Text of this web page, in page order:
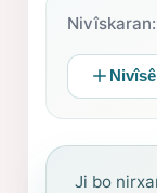
Nivîskaran:
Ji bo